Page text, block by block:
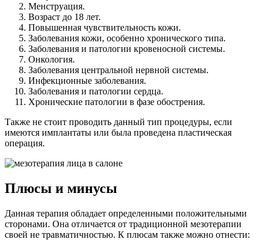
Менструация.
Возраст до 18 лет.
Повышенная чувствительность кожи.
Заболевания кожи, особенно хронического типа.
Заболевания и патологии кровеносной системы.
Онкология.
Заболевания центральной нервной системы.
Инфекционные заболевания.
Заболевания и патологии сердца.
Хронические патологии в фазе обострения.
Также не стоит проводить данный тип процедуры, если
имеются имплантаты или была проведена пластическая
операция.
Плюсы и минусы
Данная терапия обладает определенными положительными
сторонами. Она отличается от традиционной мезотерапии
своей не травматичностью. К плюсам также можно отнести: